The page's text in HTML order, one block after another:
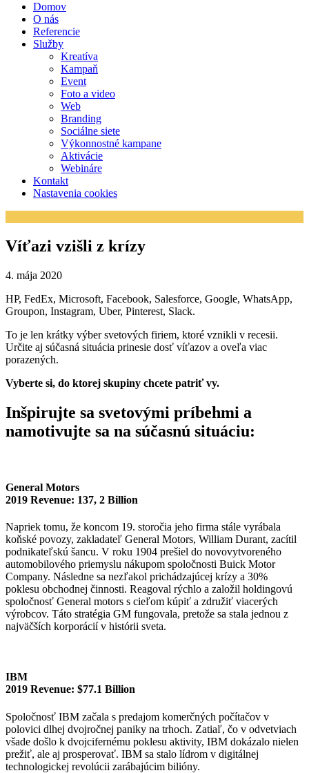
Domov
O nás
Referencie
Služby
Kreatíva
Kampaň
Event
Foto a video
Web
Branding
Sociálne siete
Výkonnostné kampane
Aktivácie
Webináre
Kontakt
Nastavenia cookies
Víťazi vzišli z krízy
4. mája 2020
HP, FedEx, Microsoft, Facebook, Salesforce, Google, WhatsApp,
Groupon, Instagram, Uber, Pinterest, Slack.
To je len krátky výber svetových firiem, ktoré vznikli v recesii.
Určite aj súčasná situácia prinesie dosť víťazov a oveľa viac
porazených.
Vyberte si, do ktorej skupiny chcete patriť vy.
Inšpirujte sa svetovými príbehmi a
namotivujte sa na súčasnú situáciu:
General Motors
2019 Revenue: 137, 2 Billion
Napriek tomu, že koncom 19. storočia jeho firma stále vyrábala
koňské povozy, zakladateľ General Motors, William Durant, zacítil
podnikateľskú šancu. V roku 1904 prešiel do novovytvoreného
automobilového priemyslu nákupom spoločnosti Buick Motor
Company. Následne sa nezľakol prichádzajúcej krízy a 30%
poklesu obchodnej činnosti. Reagoval rýchlo a založil holdingovú
spoločnosť General motors s cieľom kúpiť a združiť viacerých
výrobcov. Táto stratégia GM fungovala, pretože sa stala jednou z
najväčších korporácií v histórii sveta.
IBM
2019 Revenue: $77.1 Billion
Spoločnosť IBM začala s predajom komerčných počítačov v
polovici dlhej dvojročnej paniky na trhoch. Zatiaľ, čo v odvetviach
všade došlo k dvojcifernému poklesu aktivity, IBM dokázalo nielen
prežiť, ale aj prosperovať. IBM sa stalo lídrom v digitálnej
technologickej revolúcii zarábajúcim bilióny.